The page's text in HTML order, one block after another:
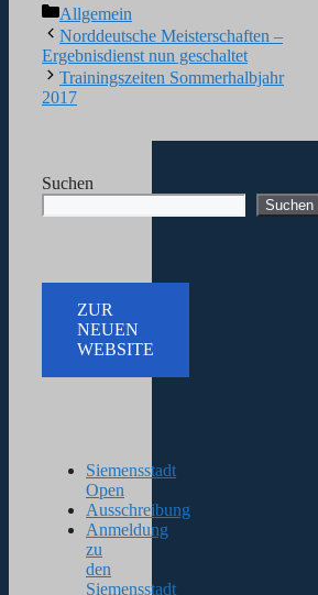
Kategorien
Allgemein
Norddeutsche Meisterschaften –
Ergebnisdienst nun geschaltet
Trainingszeiten Sommerhalbjahr
2017
Suchen
Suchen
ZUR
NEUEN
WEBSITE
Siemensstadt
Open
Ausschreibung
Anmeldung
zu
den
Siemensstadt